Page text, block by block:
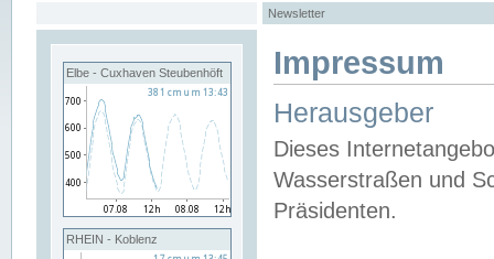
Newsletter
Elbe - Cuxhaven Steubenhöft
RHEIN - Koblenz
Impressum
Herausgeber
Dieses
Wasserstraßen und
Präsidenten.